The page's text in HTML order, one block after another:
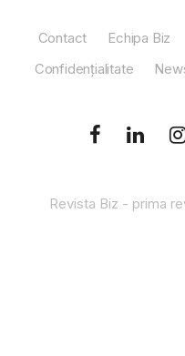
Contact Echipa Biz
Confidențialitate
Revista Biz - prima